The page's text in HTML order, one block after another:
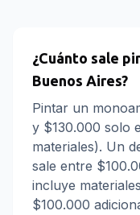
¿Cuánto sale
Buenos Aires?
Pintar un
y $130.000 solo
materiales). Un
sale entre
incluye
$100.000